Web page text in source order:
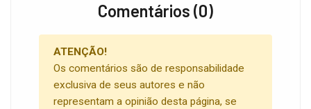
Comentários (0)
ATENÇÃO!
Os comentários são de responsabilidade
exclusiva de seus autores e não
representam a opinião desta página, se